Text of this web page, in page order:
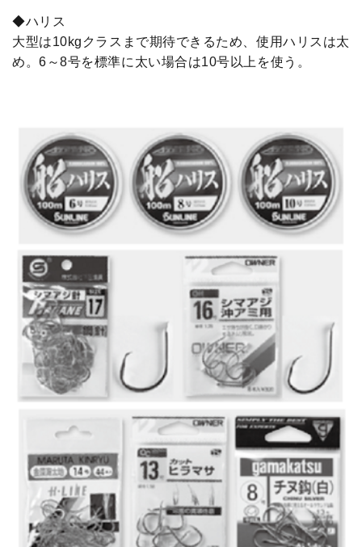
◆ハリス
大型は10kgクラスまで期待できるため、使用ハリスは太
め。6～8号を標準に太い場合は10号以上を使う。